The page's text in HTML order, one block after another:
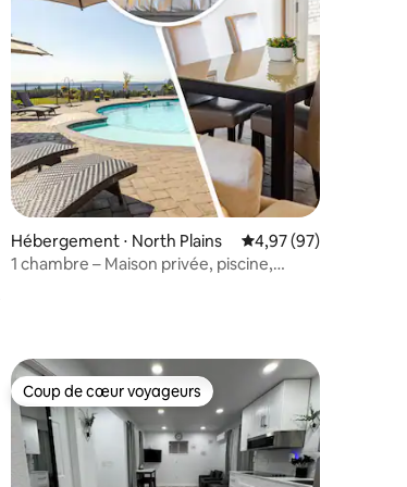
Hébergement ⋅ North Plains Évaluation moyenne
4,97 (97)
1 chambre – Maison privée, piscine,
Coup de cœur voyageurs
Coup de cœur voyageurs